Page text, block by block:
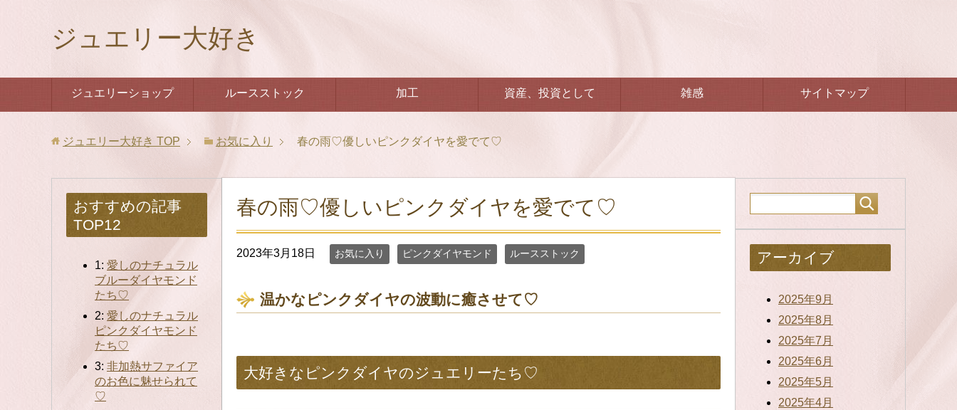
ジュエリー大好き
ジュエリーショップ ルースストック 加工 資産、投資として 雑感 サイトマップ
ジュエリー大好き TOP お気に入り 春の雨♡優しいピンクダイヤを愛でて♡
おすすめの記事
TOP12
1: 愛しのナチュラル
ブルーダイヤモンド
たち♡
2: 愛しのナチュラル
ピンクダイヤモンド
たち♡
3: 非加熱サファイア
のお色に魅せられて
♡
春の雨♡優しいピンクダイヤを愛でて♡
2023年3月18日 お気に入り ピンクダイヤモンド ルースストック
温かなピンクダイヤの波動に癒させて♡
大好きなピンクダイヤのジュエリーたち♡
アーカイブ
2025年9月
2025年8月
2025年7月
2025年6月
2025年5月
2025年4月